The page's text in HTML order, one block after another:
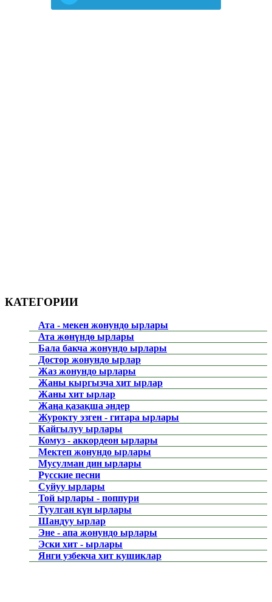
КАТЕГОРИИ
Ата - мекен жонундо ырлары
Ата жөнүндө ырлары
Бала бакча жонундо ырлары
Достор жонундо ырлар
Жаз жонундо ырлары
Жаны кыргызча хит ырлар
Жаны хит ырлар
Жаңа қазақша әндер
Журокту эзген - гитара ырлары
Кайгылуу ырлары
Комуз - аккордеон ырлары
Мектеп жонундо ырлары
Мусулман дин ырлары
Русские песни
Суйуу ырлары
Той ырлары - поппури
Туулган күн ырлары
Шандуу ырлар
Эне - апа жонундо ырлары
Эски хит - ырлары
Янги узбекча хит кушиклар